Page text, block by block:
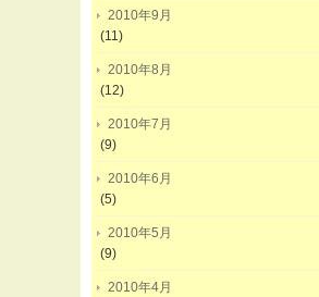
2010年9月
(11)
2010年8月
(12)
2010年7月
(9)
2010年6月
(5)
2010年5月
(9)
2010年4月